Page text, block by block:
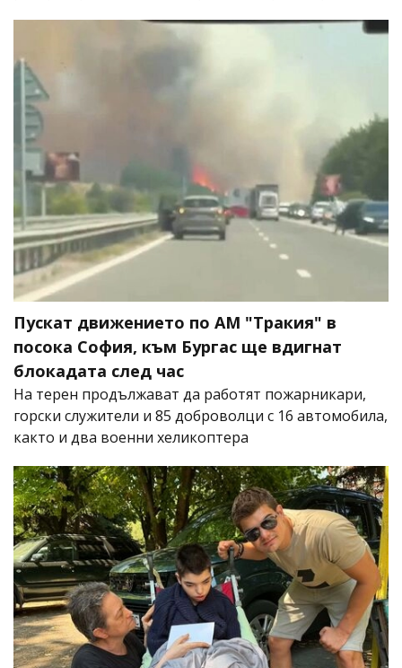
Пускат движението по АМ "Тракия" в
посока София, към Бургас ще вдигнат
блокадата след час
На терен продължават да работят пожарникари,
горски служители и 85 доброволци с 16 автомобила,
както и два военни хеликоптера